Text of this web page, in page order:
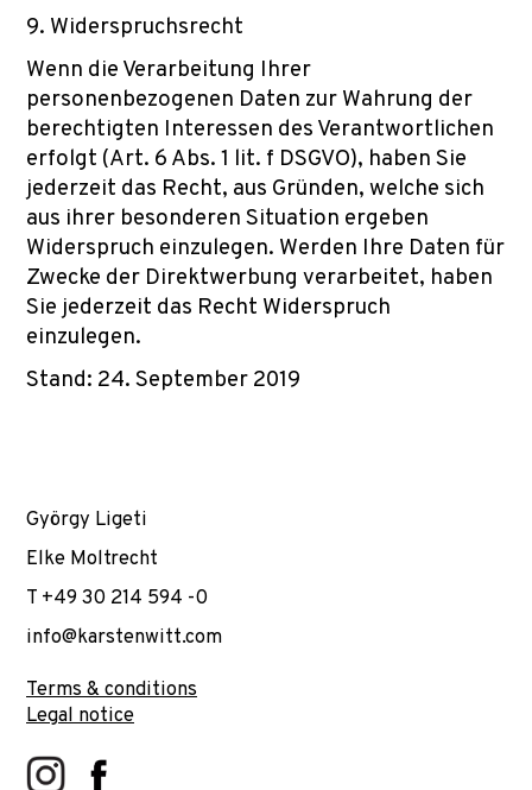
9. Widerspruchsrecht
Wenn die Verarbeitung Ihrer
personenbezogenen Daten zur Wahrung der
berechtigten Interessen des Verantwortlichen
erfolgt (Art. 6 Abs. 1 lit. f DSGVO), haben Sie
jederzeit das Recht, aus Gründen, welche sich
aus ihrer besonderen Situation ergeben
Widerspruch einzulegen. Werden Ihre Daten für
Zwecke der Direktwerbung verarbeitet, haben
Sie jederzeit das Recht Widerspruch
einzulegen.
Stand: 24. September 2019
György Ligeti
Elke Moltrecht
T +49 30 214 594 -0
info@karstenwitt.com
Terms & conditions
Legal notice